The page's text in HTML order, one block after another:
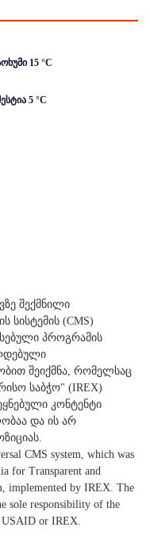
15 °C
5 °C
შექმნილი
სისტემის (CMS)
პროგრამის
შეიქმნა, რომელსაც
საბჭო" (IREX)
კონტენტი
და ის არ
CMS system, which was
for Transparent and
implemented by IREX. The
sole responsibility of the
USAID or IREX.